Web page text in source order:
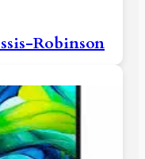
Robinson